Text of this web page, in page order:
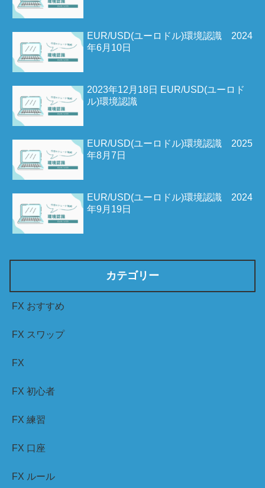
EUR/USD(ユーロドル)環境認識 2024
年6月10日
2023年12月18日 EUR/USD(ユーロド
ル)環境認識
EUR/USD(ユーロドル)環境認識 2025
年8月7日
EUR/USD(ユーロドル)環境認識 2024
年9月19日
カテゴリー
FX おすすめ
FX スワップ
FX
FX 初心者
FX 練習
FX 口座
FX ルール